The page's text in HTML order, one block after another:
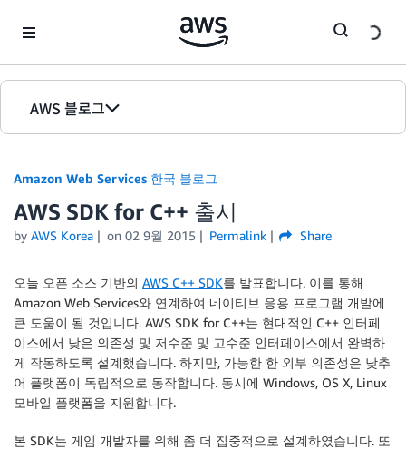
AWS 블로그
홈
에디션
Amazon Web Services 한국 블로그
AWS SDK for C++ 출시
by AWS Korea on 02 9월 2015 Permalink Share
오늘 오픈 소스 기반의 AWS C++ SDK를 발표합니다. 이를 통해
Amazon Web Services와 연계하여 네이티브 응용 프로그램 개발에
큰 도움이 될 것입니다. AWS SDK for C++는 현대적인 C++ 인터페
이스에서 낮은 의존성 및 저수준 및 고수준 인터페이스에서 완벽하
게 작동하도록 설계했습니다. 하지만, 가능한 한 외부 의존성은 낮추
어 플랫폼이 독립적으로 동작합니다. 동시에 Windows, OS X, Linux
모바일 플랫폼을 지원합니다.
본 SDK는 게임 개발자를 위해 좀 더 집중적으로 설계하였습니다. 또